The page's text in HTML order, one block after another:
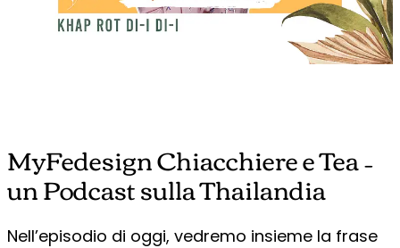
MyFedesign Chiacchiere e Tea –
un Podcast sulla Thailandia
Nell’episodio di oggi, vedremo insieme la frase